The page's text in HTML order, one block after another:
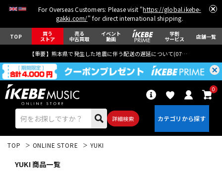
For Overseas Customers: Please visit "https://global.ikebe-
gakki.com/" for direct international shipping.
TOP 買う
ストア
売る
中古買取
イベント
動画
学割
サービス 店舗一覧
【重要】熊本県で発生した地震に伴う配送の遅延について(07月29日
詳細検索
0
TOP ONLINE STORE YUKI
YUKI 商品一覧